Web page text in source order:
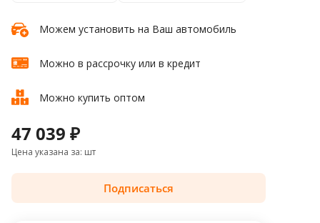
Можем установить на Ваш автомобиль
Можно в рассрочку или в кредит
Можно купить оптом
47 039 ₽
Цена указана за: шт
Подписаться